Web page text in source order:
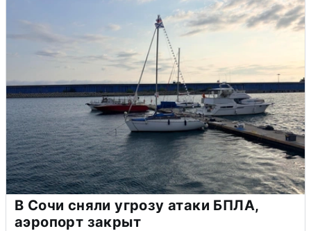
В Сочи сняли угрозу атаки БПЛА,
аэропорт закрыт